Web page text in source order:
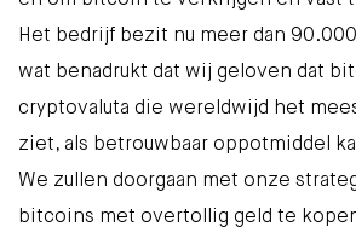
Het bedrijf bezit nu meer dan
wat benadrukt dat wij geloven dat
cryptovaluta die wereldwijd het
ziet, als betrouwbaar oppotmiddel
We zullen doorgaan met onze
bitcoins met overtollig geld te